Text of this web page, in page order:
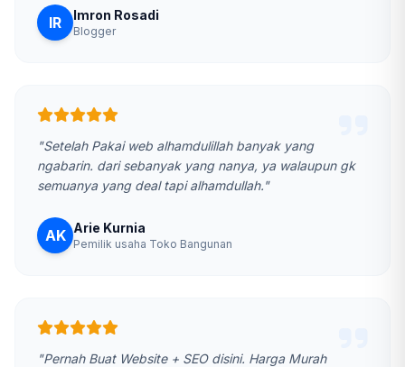
IR Imron Rosadi
Blogger
"Setelah Pakai web alhamdulillah banyak yang
ngabarin. dari sebanyak yang nanya, ya walaupun gk
semuanya yang deal tapi alhamdullah."
AK Arie Kurnia
Pemilik usaha Toko Bangunan
"Pernah Buat Website + SEO disini. Harga Murah